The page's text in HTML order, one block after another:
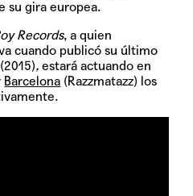
su gira europea.
Records, a quien
cuando publicó su último
(2015),estará actuando en
Barcelona (Razzmatazz) los